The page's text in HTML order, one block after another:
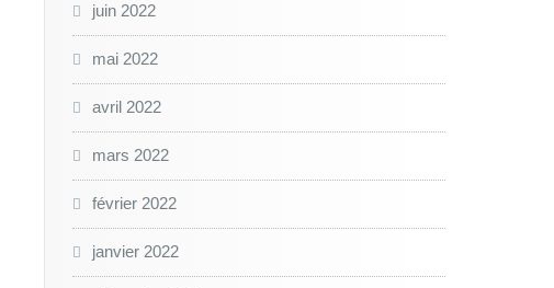
juin 2022
mai 2022
avril 2022
mars 2022
février 2022
janvier 2022